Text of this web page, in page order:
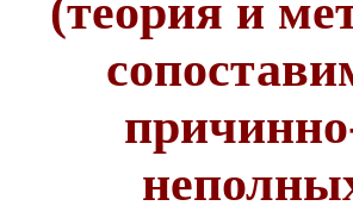
(теория и